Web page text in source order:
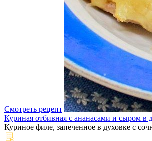
Смотреть рецепт
Куриная отбивная с ананасами и сыром в
Куриное филе, запеченное в духовке с